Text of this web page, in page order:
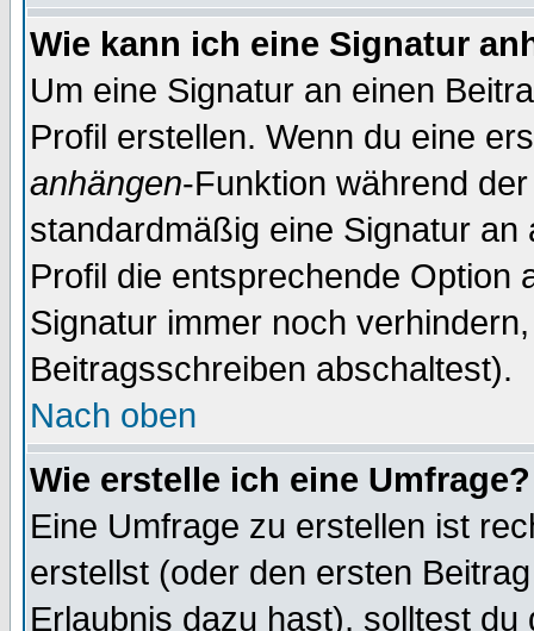
Wie kann ich eine Signatur
Um eine Signatur an einen
Profil erstellen. Wenn du eine
anhängen-Funktion während
standardmäßig eine Signatur
Profil die entsprechende Option
Signatur immer noch
Beitragsschreiben abschaltest).
Nach oben
Wie erstelle ich eine Umfrage?
Eine Umfrage zu erstellen ist
erstellst (oder den ersten
Erlaubnis dazu hast), solltest